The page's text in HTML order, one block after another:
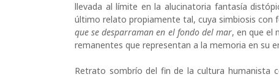
llevada al límite en la alucinatoria fantasía
último relato propiamente tal, cuya simbiosis
que se desparraman en el fondo del mar, en que el
remanentes que representan a la memoria en su
Retrato sombrío del fin de la cultura humanista